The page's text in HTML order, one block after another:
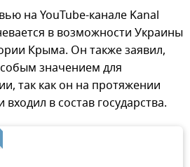
на YouTube-канале Kanal
в возможности Украины
Крыма. Он также заявил,
значением для
так как он на протяжении
в состав государства.